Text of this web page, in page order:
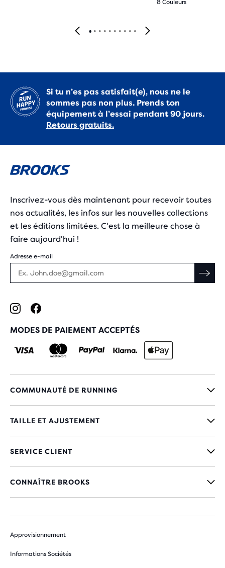
8 Couleurs
Si tu n’es pas satisfait(e), nous ne le
sommes pas non plus. Prends ton
équipement à l’essai pendant 90 jours.
Retours gratuits.
Inscrivez-vous dès maintenant pour recevoir toutes
nos actualités, les infos sur les nouvelles collections
et les éditions limitées. C'est la meilleure chose à
faire aujourd'hui !
Adresse e-mail
MODES DE PAIEMENT ACCEPTÉS
COMMUNAUTÉ DE RUNNING
TAILLE ET AJUSTEMENT
SERVICE CLIENT
CONNAÎTRE BROOKS
Approvisionnement
Informations Sociétés